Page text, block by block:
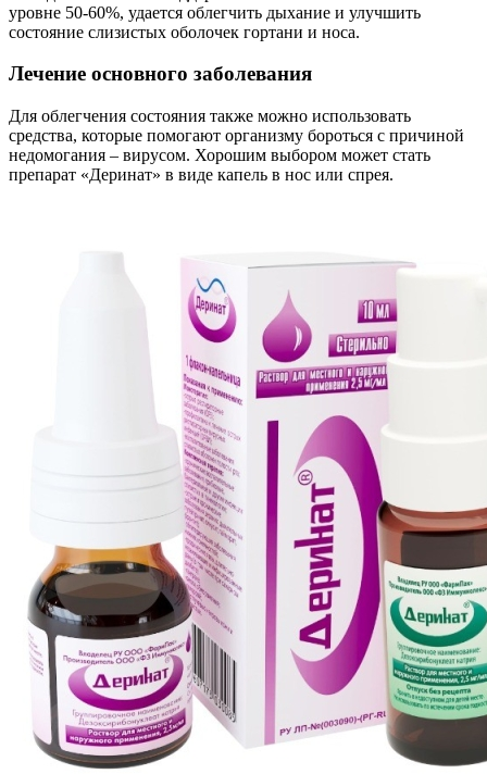
уровне 50-60%, удается облегчить дыхание и улучшить
состояние слизистых оболочек гортани и носа.
Лечение основного заболевания
Для облегчения состояния также можно использовать
средства, которые помогают организму бороться с причиной
недомогания – вирусом. Хорошим выбором может стать
препарат «Деринат» в виде капель в нос или спрея.